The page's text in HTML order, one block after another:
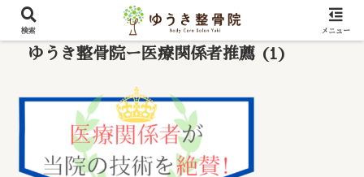
ゆうき整骨院ー医療関係者推薦 (1)
検索 メニュー